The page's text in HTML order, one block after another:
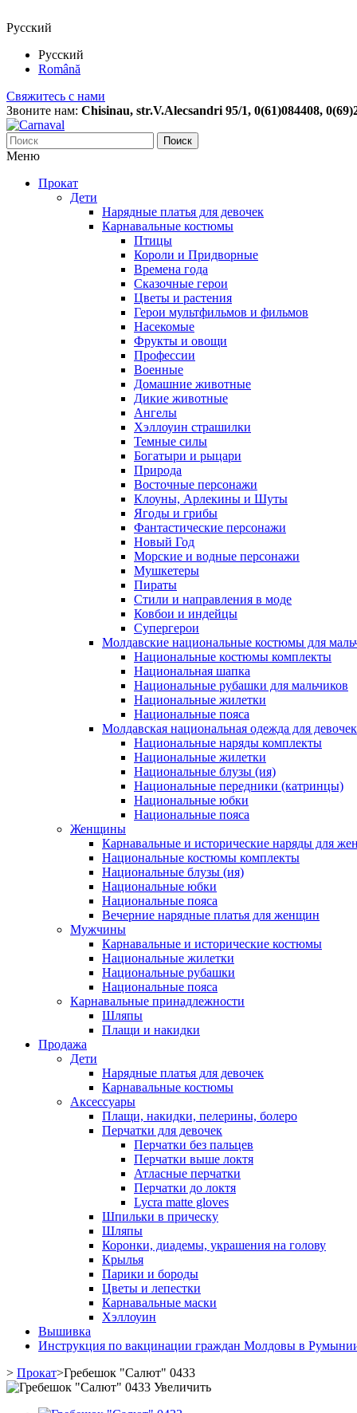
Русский
Русский
Română
Свяжитесь с нами
Звоните нам: Chisinau, str.V.Alecsandri 95/1, 0(61)084408,
Поиск
Меню
Прокат
Дети
Нарядные платья для девочек
Карнавальные костюмы
Птицы
Короли и Придворные
Времена года
Сказочные герои
Цветы и растения
Герои мультфильмов и фильмов
Насекомые
Фрукты и овощи
Профессии
Военные
Домашние животные
Дикие животные
Ангелы
Хэллоуин страшилки
Темные силы
Богатыри и рыцари
Природа
Восточные персонажи
Клоуны, Арлекины и Шуты
Ягоды и грибы
Фантастические персонажи
Новый Год
Морские и водные персонажи
Мушкетеры
Пираты
Стили и направления в моде
Ковбои и индейцы
Супергерои
Молдавские национальные костюмы для
Национальные костюмы комплекты
Национальная шапка
Национальные рубашки для мальчиков
Национальные жилетки
Национальные пояса
Молдавская национальная одежда для девочек
Национальные наряды комплекты
Национальные жилетки
Национальные блузы (ия)
Национальные передники (катринцы)
Национальные юбки
Национальные пояса
Женщины
Карнавальные и исторические наряды для
Национальные костюмы комплекты
Национальные блузы (ия)
Национальные юбки
Национальные пояса
Вечерние нарядные платья для женщин
Мужчины
Карнавальные и исторические костюмы
Национальные жилетки
Национальные рубашки
Национальные пояса
Карнавальные принадлежности
Шляпы
Плащи и накидки
Продажа
Дети
Нарядные платья для девочек
Карнавальные костюмы
Аксессуары
Плащи, накидки, пелерины, болеро
Перчатки для девочек
Перчатки без пальцев
Перчатки выше локтя
Атласные перчатки
Перчатки до локтя
Lycra matte gloves
Шпильки в прическу
Шляпы
Коронки, диадемы, украшения на голову
Крылья
Парики и бороды
Цветы и лепестки
Карнавальные маски
Хэллоуин
Вышивка
Инструкция по вакцинации граждан Молдовы в
> Прокат>Гребешок "Салют" 0433
Увеличить